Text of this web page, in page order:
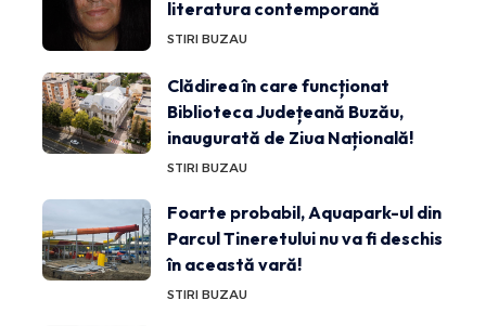
literatura contemporană
STIRI BUZAU
Clădirea în care funcționat
Biblioteca Județeană Buzău,
inaugurată de Ziua Națională!
STIRI BUZAU
Foarte probabil, Aquapark-ul din
Parcul Tineretului nu va fi deschis
în această vară!
STIRI BUZAU